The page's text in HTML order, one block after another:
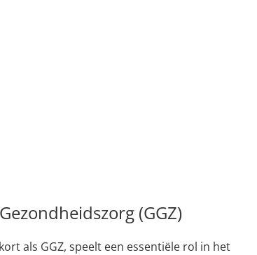
(GGZ)
als GGZ, speelt een essentiële rol in het